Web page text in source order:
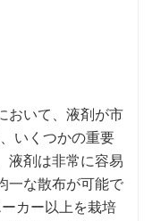
おいて、液剤が市
いくつかの重要
液剤は非常に容易
一な散布が可能で
カー以上を栽培